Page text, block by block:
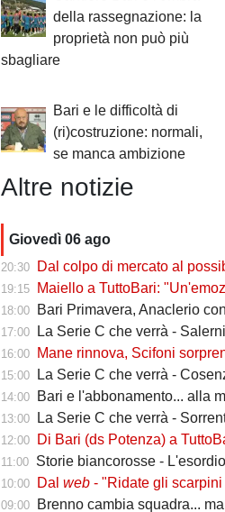
della rassegnazione: la
proprietà non può più
sbagliare
Bari e le difficoltà di
(ri)costruzione: normali,
se manca ambizione
Altre notizie
Giovedì 06 ago
20:30 Dal colpo di mercato al possibile addio: perché
19:15 Maiello a TuttoBari: "Un'emozione tornare al
18:00 Bari Primavera, Anaclerio confermato
17:00 La Serie C che verrà - Salernitana,
16:00 Mane rinnova, Scifoni
15:00 La Serie C che verrà - Cosenza,
14:00 Bari e l'abbonamento... alla
13:00 La Serie C che verrà - Sorrento, ritorno al
12:00 Di Bari (ds Potenza) a TuttoBari: "Tribuzzi e Gomez? Li
11:00 Storie biancorosse - L'esordio di Esposito nella
10:00 Dalweb - "Ridate gli scarpini a Di Cesare e
09:00 Brenno cambia squadra... ma non